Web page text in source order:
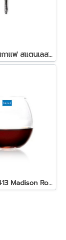
JAGUAR ช้อนกาแฟ สแตนเลส ตรา จากัวร์ (สอบถามราคา)
Ocean C18413 Madison Rock(สอบถามราคา)